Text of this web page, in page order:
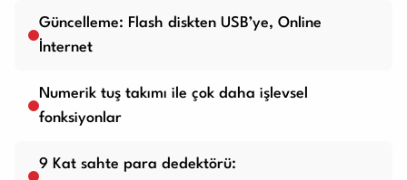
Güncelleme: Flash diskten USB’ye, Online
İnternet
Numerik tuş takımı ile çok daha işlevsel
fonksiyonlar
9 Kat sahte para dedektörü: